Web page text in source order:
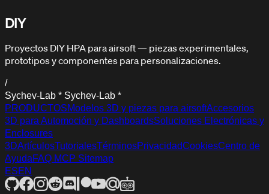
FAQ
DIY
Proyectos DIY HPA para airsoft — piezas experimentales,
prototipos y componentes para personalizaciones.
/
Sychev-Lab * Sychev-Lab *
PRODUCTOSModelos 3D y piezas para airsoftAccesorios
3D para Automoción y DashboardsSoluciones Electrónicas y
Enclosures
3DArtículosTutorialesTérminosPrivacidadCookiesCentro de
AyudaFAQ MCP Sitemap
ESEN